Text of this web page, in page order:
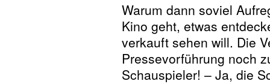
Warum dann soviel
Kino geht, etwas
verkauft sehen will. Die
Pressevorführung noch
Schauspieler! – Ja, die